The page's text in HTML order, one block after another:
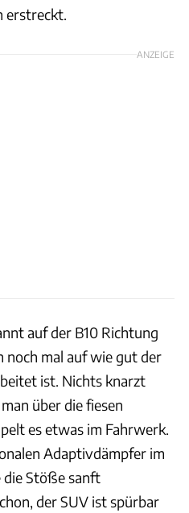
erstreckt.
ANZEIGE
auf der B10 Richtung
noch mal auf wie gut der
ist. Nichts knarzt
über die fiesen
es etwas im Fahrwerk.
Adaptivdämpfer im
Stöße sanft
der SUV ist spürbar